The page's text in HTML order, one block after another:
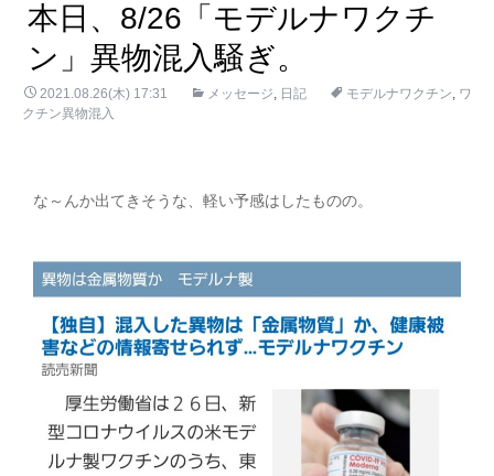
ツ
へ
ス
キ
本日、8/26「モデルナワクチ
ン」異物混入騒ぎ。
2021.08.26(木) 17:31 メッセージ, 日記 モデルナワクチン, ワ
クチン異物混入
な～んか出てきそうな、軽い予感はしたものの。